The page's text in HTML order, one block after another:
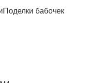
бабочек